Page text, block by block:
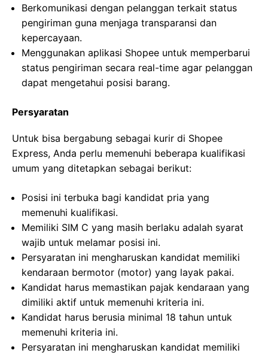
Berkomunikasi dengan pelanggan terkait status
pengiriman guna menjaga transparansi dan
kepercayaan.
Menggunakan aplikasi Shopee untuk memperbarui
status pengiriman secara real-time agar pelanggan
dapat mengetahui posisi barang.
Persyaratan
Untuk bisa bergabung sebagai kurir di Shopee
Express, Anda perlu memenuhi beberapa kualifikasi
umum yang ditetapkan sebagai berikut:
Posisi ini terbuka bagi kandidat pria yang
memenuhi kualifikasi.
Memiliki SIM C yang masih berlaku adalah syarat
wajib untuk melamar posisi ini.
Persyaratan ini mengharuskan kandidat memiliki
kendaraan bermotor (motor) yang layak pakai.
Kandidat harus memastikan pajak kendaraan yang
dimiliki aktif untuk memenuhi kriteria ini.
Kandidat harus berusia minimal 18 tahun untuk
memenuhi kriteria ini.
Persyaratan ini mengharuskan kandidat memiliki